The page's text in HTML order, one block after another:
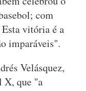
com
vitória é a
imparáveis".
Velásquez,
X, que "a